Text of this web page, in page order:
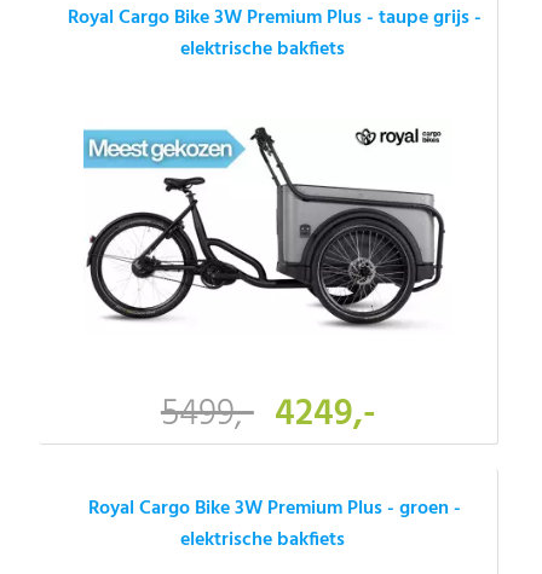
Royal Cargo Bike 3W Premium Plus - taupe grijs -
elektrische bakfiets
5499,- 4249,-
Royal Cargo Bike 3W Premium Plus - groen -
elektrische bakfiets